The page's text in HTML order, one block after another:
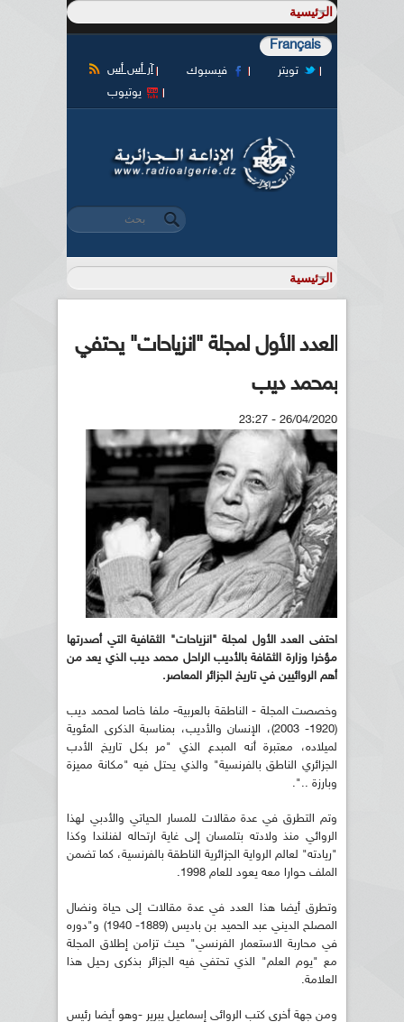
Français
آر أس أس فيسبوك
تويتر
يوتيوب
استمارة البحث
‏بحث ‏
العدد الأول لمجلة "انزياحات" يحتفي
بمحمد ديب
26/04/2020 - 23:27
احتفى العدد الأول لمجلة "انزياحات" الثقافية التي أصدرتها
مؤخرا وزارة الثقافة بالأديب الراحل محمد ديب الذي يعد من
أهم الروائيين في تاريخ الجزائر المعاصر.
وخصصت المجلة - الناطقة بالعربية- ملفا خاصا لمحمد ديب
(1920- 2003)، الإنسان والأديب، بمناسبة الذكرى المئوية
لميلاده، معتبرة أنه المبدع الذي "مر بكل تاريخ الأدب
الجزائري الناطق بالفرنسية" والذي يحتل فيه "مكانة مميزة
وبارزة ..".
وتم التطرق في عدة مقالات للمسار الحياتي والأدبي لهذا
الروائي منذ ولادته بتلمسان إلى غاية ارتحاله لفنلندا وكذا
"ريادته" لعالم الرواية الجزائرية الناطقة بالفرنسية، كما تضمن
الملف حوارا معه يعود للعام 1998.
وتطرق أيضا هذا العدد في عدة مقالات إلى حياة ونضال
المصلح الديني عبد الحميد بن باديس (1889- 1940) و"دوره
في محاربة الاستعمار الفرنسي" حيث تزامن إطلاق المجلة
مع "يوم العلم" الذي تحتفي فيه الجزائر بذكرى رحيل هذا
العلامة.
ومن جهة أخرى كتب الروائي إسماعيل يبرير -وهو أيضا رئيس